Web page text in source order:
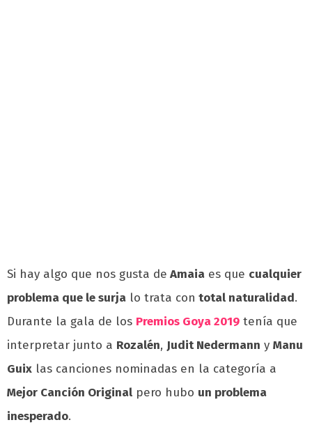
Si hay algo que nos gusta de Amaia es que cualquier
problema que le surja lo trata con total naturalidad.
Durante la gala de los Premios Goya 2019 tenía que
interpretar junto a Rozalén, Judit Nedermann y Manu
Guix las canciones nominadas en la categoría a
Mejor Canción Original pero hubo un problema
inesperado.